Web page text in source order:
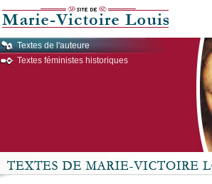
Textes de l'auteure
Textes féministes historiques